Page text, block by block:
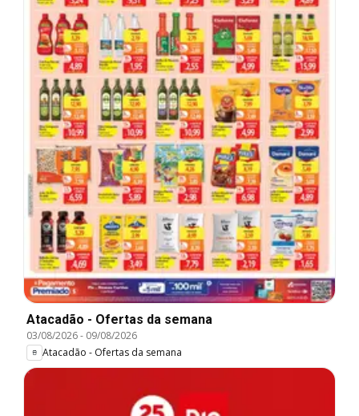
Atacadão - Ofertas da semana
03/08/2026- 09/08/2026
Atacadão - Ofertas da semana